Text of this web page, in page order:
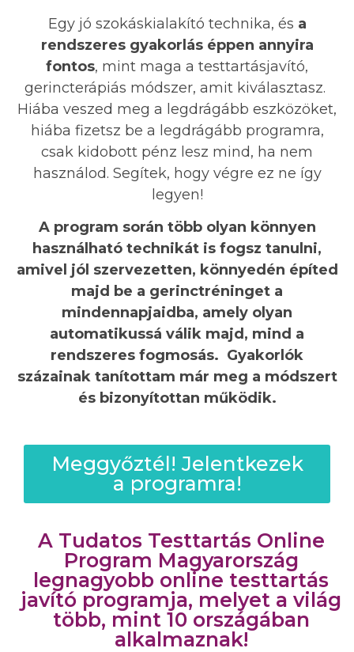
Egy jó szokáskialakító technika, és a
rendszeres gyakorlás éppen annyira
fontos, mint maga a testtartásjavító,
gerincterápiás módszer, amit kiválasztasz.
Hiába veszed meg a legdrágább eszközöket,
hiába fizetsz be a legdrágább programra,
csak kidobott pénz lesz mind, ha nem
használod. Segítek, hogy végre ez ne így
legyen!
A program során több olyan könnyen
használható technikát is fogsz tanulni,
amivel jól szervezetten, könnyedén építed
majd be a gerinctréninget a
mindennapjaidba, amely olyan
automatikussá válik majd, mind a
rendszeres fogmosás. Gyakorlók
százainak tanítottam már meg a módszert
és bizonyítottan működik.
Meggyőztél! Jelentkezek
a programra!
A Tudatos Testtartás Online
Program Magyarország
legnagyobb online testtartás
javító programja, melyet a világ
több, mint 10 országában
alkalmaznak!